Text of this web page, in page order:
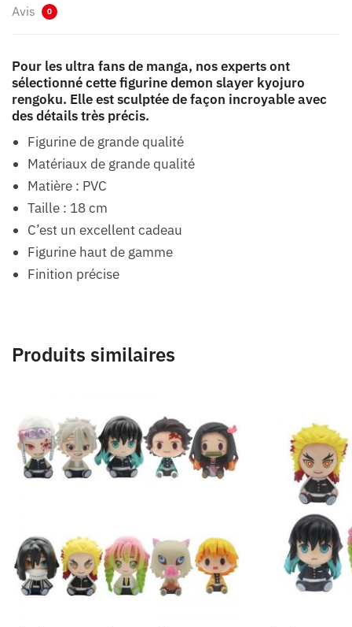
Avis 0
Pour les ultra fans de manga, nos experts ont
sélectionné cette figurine demon slayer kyojuro
rengoku. Elle est sculptée de façon incroyable avec
des détails très précis.
Figurine de grande qualité
Matériaux de grande qualité
Matière : PVC
Taille : 18 cm
C’est un excellent cadeau
Figurine haut de gamme
Finition précise
Produits similaires